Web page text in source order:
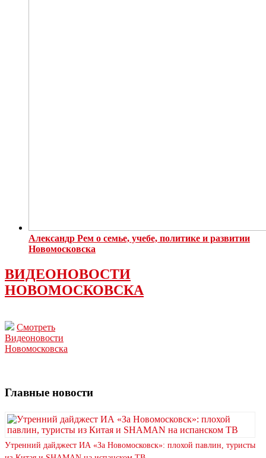
Александр Рем о семье, учебе, политике и развитии
Новомосковска
ВИДЕОНОВОСТИ
НОВОМОСКОВСКА
Смотреть
Видеоновости
Новомосковска
Главные новости
Утренний дайджест ИА «За Новомосковск»: плохой павлин, туристы